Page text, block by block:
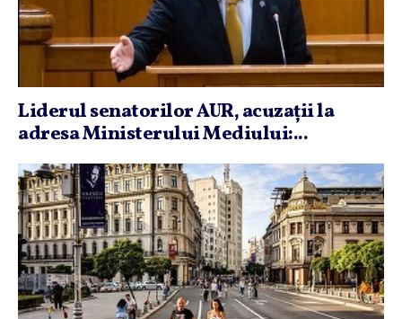
Liderul senatorilor AUR, acuzaţii la
adresa Ministerului Mediului:...